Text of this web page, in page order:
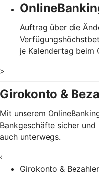
Auftrag über die
je Kalendertag beim
>
Girokonto &
Mit unserem
Bankgeschäfte sicher
auch unterwegs.
‹
Girokonto &